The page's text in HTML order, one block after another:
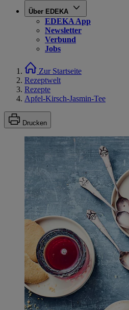
Über EDEKA
EDEKA App
Newsletter
Verbund
Jobs
Zur Startseite
Rezeptwelt
Rezepte
Apfel-Kirsch-Jasmin-Tee
Drucken